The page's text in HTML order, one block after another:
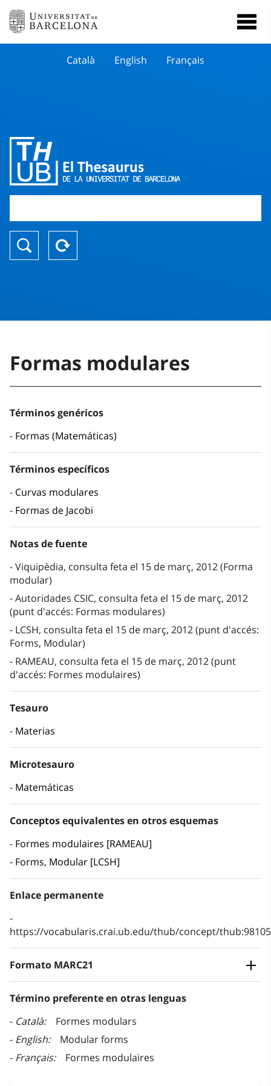
Català English Français
Formas modulares
Términos genéricos
Formas (Matemáticas)
Términos específicos
Curvas modulares
Formas de Jacobi
Notas de fuente
Viquipèdia, consulta feta el 15 de març, 2012 (Forma
modular)
Autoridades CSIC, consulta feta el 15 de març, 2012
(punt d'accés: Formas modulares)
LCSH, consulta feta el 15 de març, 2012 (punt d'accés:
Forms, Modular)
RAMEAU, consulta feta el 15 de març, 2012 (punt
d'accés: Formes modulaires)
Tesauro
Materias
Microtesauro
Matemáticas
Conceptos equivalentes en otros esquemas
Formes modulaires [RAMEAU]
Forms, Modular [LCSH]
Enlace permanente
https://vocabularis.crai.ub.edu/thub/concept/
Formato MARC21
Término preferente en otras lenguas
Català
Formes modulars
English
Modular forms
Français
Formes modulaires